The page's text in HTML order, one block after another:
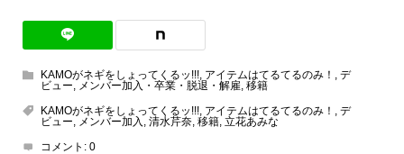
KAMOがネギをしょってくるッ!!!, アイテムはてるてるのみ！ , デ
ビュー, メンバー加入・卒業・脱退・解雇, 移籍
KAMOがネギをしょってくるッ!!!, アイテムはてるてるのみ！ , デ
ビュー, メンバー加入 , 清水芹奈, 移籍, 立花あみな
コメント: 0